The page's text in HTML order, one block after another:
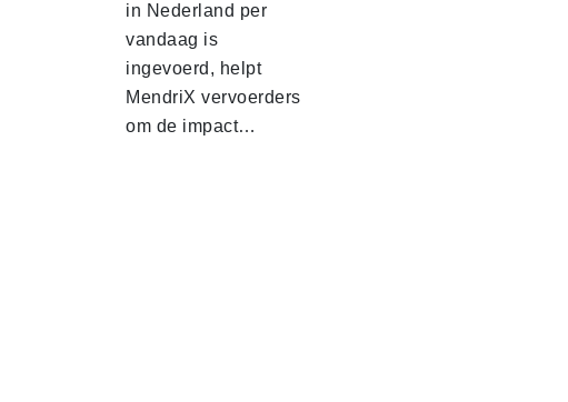
in Nederland per
vandaag is
ingevoerd, helpt
MendriX vervoerders
om de impact…